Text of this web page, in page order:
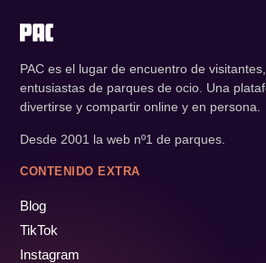
Coastline Plunge - Surge
Closed
PAC es el lugar de encuentro de
entusiastas de parques de ocio. Una
divertirse y compartir online y en persona.
Desde 2001 la web nº1 de parques.
CONTENIDO EXTRA
Blog
TikTok
Instagram